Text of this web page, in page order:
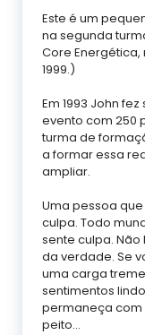
Este é um
na segunda
Core Energética,
1999.)
Em 1993 John
evento com 250
turma de
a formar essa
ampliar.
Uma pessoa
culpa. Todo
sente culpa.
da verdade. Se
uma carga
sentimentos
permaneça com
peito…